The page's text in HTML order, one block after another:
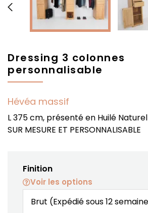

Dressing 3 colonnes
personnalisable
Hévéa massif
L 375 cm, présenté en Huilé Naturel
SUR MESURE ET PERSONNALISABLE
Finition
Voir les options